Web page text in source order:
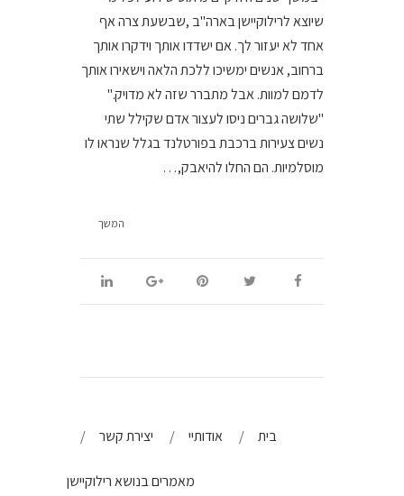
שיוצא לרילוקיישן בארה"ב ,שבשעת צרה אף
אחד לא יעזור לך. אם ישדדו אותך וידקרו אותך
ברחוב, אנשים ימשיכו ללכת הלאה וישאירו אותך
לדמם למוות. אבל מתברר שזה לא מדויק."
"שלושה גברים ניסו לעצור אדם שקילל שתי
נשים צעירות ברכבת בפורטלנד בגלל שנראו לו
מוסלמיות. הם החלו להיאבק,…
המשך
בית אודותיי יצירת קשר
מאמרים בנושא רילוקיישן